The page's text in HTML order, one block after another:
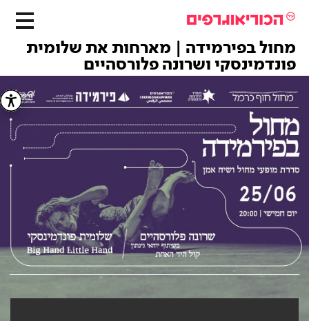
מחול בפירמידה | מארחות את שלומית
פונדמינסקי ושרונה פלורסהיים